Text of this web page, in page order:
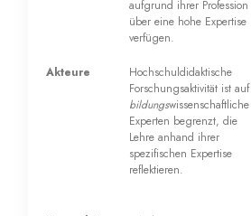
aufgrund ihrer Profession
über eine hohe Expertise
verfügen.
Akteure
Hochschuldidaktische
Forschungsaktivität ist auf
bildungswissenschaftliche
Experten begrenzt, die
Lehre anhand ihrer
spezifischen Expertise
reflektieren.